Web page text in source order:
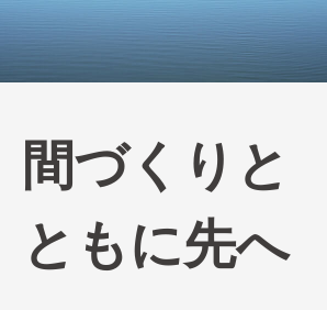
間づくりと
ともに先へ